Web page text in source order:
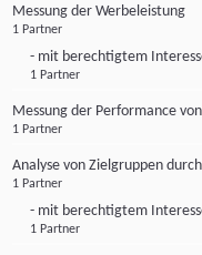
Messung der Werbeleistung
1 Partner
- mit berechtigtem
1 Partner
Messung der Performance
1 Partner
Analyse von Zielgruppen
1 Partner
- mit berechtigtem
1 Partner